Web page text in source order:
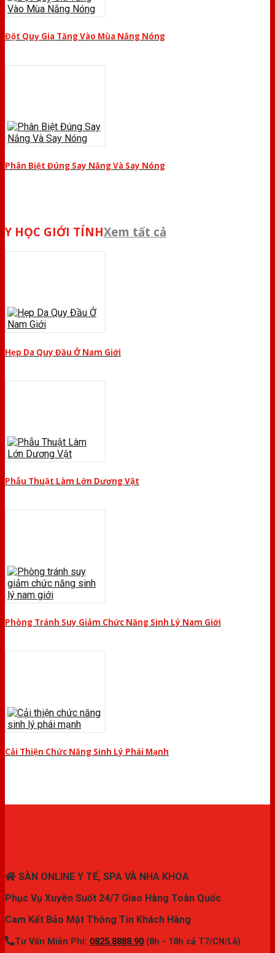
Đột Quỵ Gia Tăng Vào Mùa Nắng Nóng
Phân Biệt Đúng Say Nắng Và Say Nóng
Y HỌC GIỚI TÍNHXem tất cả
Hẹp Da Quy Đầu Ở Nam Giới
Phẫu Thuật Làm Lớn Dương Vật
Phòng Tránh Suy Giảm Chức Năng Sinh Lý Nam Giới
Cải Thiện Chức Năng Sinh Lý Phái Mạnh
SÀN ONLINE Y TẾ, SPA VÀ NHA KHOA
Phục Vụ Xuyên Suốt 24/7 Giao Hàng Toàn Quốc
Cam Kết Bảo Mật Thông Tin Khách Hàng
Tư Vấn Miễn Phí: 0825.8888.90 (8h - 18h cả T7/CN/Lễ)